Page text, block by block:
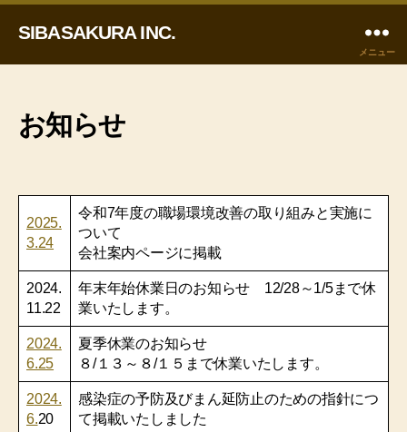
SIBASAKURA INC.
メニュー
お知らせ
2025.
3.24
令和7年度の職場環境改善の取り組みと実施に
ついて
会社案内ページに掲載
2024.
11.22
年末年始休業日のお知らせ 12/28～1/5まで休
業いたします。
2024.
6.25
夏季休業のお知らせ
８/１３～８/１５まで休業いたします。
2024.
6.20
感染症の予防及びまん延防止のための指針につ
て掲載いたしました